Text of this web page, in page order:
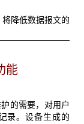
降低数据报文的
能
的需要，对用户
录。设备生成的